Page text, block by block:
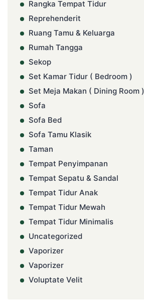
Rangka Tempat Tidur
Reprehenderit
Ruang Tamu & Keluarga
Rumah Tangga
Sekop
Set Kamar Tidur ( Bedroom )
Set Meja Makan ( Dining Room )
Sofa
Sofa Bed
Sofa Tamu Klasik
Taman
Tempat Penyimpanan
Tempat Sepatu & Sandal
Tempat Tidur Anak
Tempat Tidur Mewah
Tempat Tidur Minimalis
Uncategorized
Vaporizer
Vaporizer
Voluptate Velit